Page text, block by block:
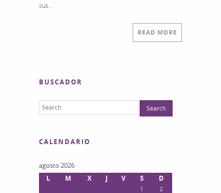
sus…
READ MORE
BUSCADOR
CALENDARIO
agosto 2026
L
M X J V S D
1
2